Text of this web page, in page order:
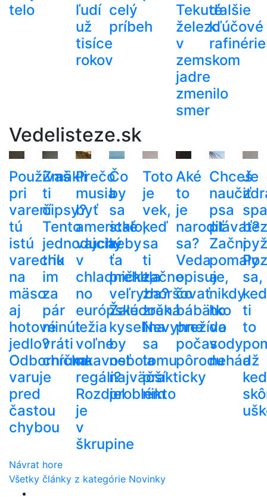
telo
ľudí
už
tisíce
rokov
celý
príbeh
Tekuté
železo
v
zemskom
jadre
zmenilo
smer
ďalšie
kľúčové
rafinérie
Vedelisteze.sk
Používaš
pri
varení
tú
istú
varechu
na
mäso
aj
hotové
jedlo?
Odborníčka
varuje
pred
častou
chybou
Zmäkli
ti
čipsy?
Tento
jednoduchý
trik
im
za
pár
minút
vráti
chrumkavosť
Prečo
musia
byť
americké
vajcia
v
chladničke,
no
európske
ležia
voľne
na
regáli?
Rozdiel
je
v
škrupine
Čo
by
sa
stalo,
keby
ťa
prehltla
veľryba?
Žalúdočná
kyselina
by
nebola
najväčší
problém
Toto
je
vek,
keď
sa
ti
začne
zhoršovať
zrak.
Nevyhne
sa
tomu
prakticky
nikto
Aké
to
je
narodiť
sa?
Veda
opisuje,
čo
bábätko
prežíva
počas
pôrodu
Chceš
naučiť
psa
plávať?
Začni
pomaly
a
nikdy
ho
do
vody
nehádž
Je
bez
sa,
ti
to
a
Návrat hore
Všetky články z kategórie Novinky